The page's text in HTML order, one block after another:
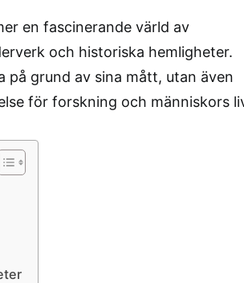
en fascinerande värld av
och historiska hemligheter.
på grund av sina mått, utan även
för forskning och människors